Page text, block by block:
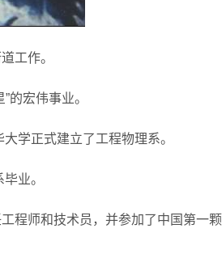
工作。
的宏伟事业。
学正式建立了工程物理系。
业。
程师和技术员，并参加了中国第一颗